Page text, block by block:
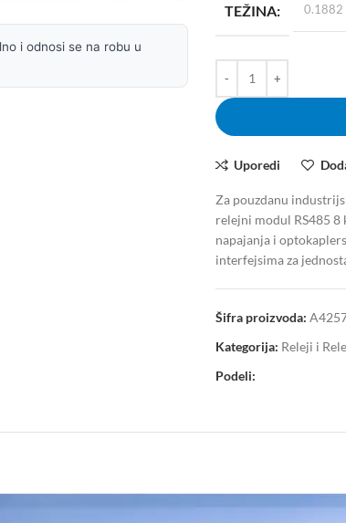
i odnosi se na robu u
TEŽINA 0.1882
Uporedi
Za pouzdanu
relejni modul RS485
napajanja i
interfejsima za
Šifra proizvoda:
Kategorija: Releji i
Podeli: